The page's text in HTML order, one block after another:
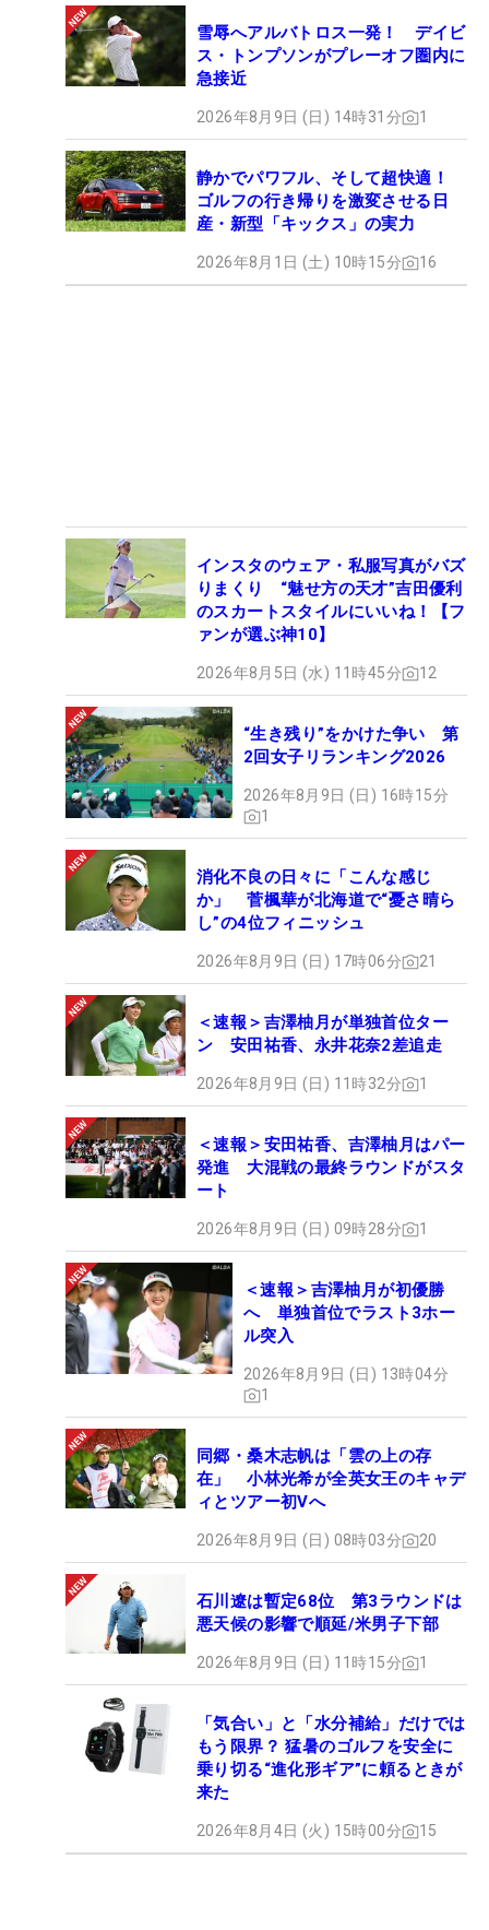
雪辱へアルバトロス一発！ デイビ
ス・トンプソンがプレーオフ圏内に
急接近
2026年8月9日 (日) 14時31分 1
静かでパワフル、そして超快適！
ゴルフの行き帰りを激変させる日
産・新型「キックス」の実力
2026年8月1日 (土) 10時15分 16
インスタのウェア・私服写真がバズ
りまくり “魅せ方の天才”吉田優利
のスカートスタイルにいいね！【フ
ァンが選ぶ神10】
2026年8月5日 (水) 11時45分 12
“生き残り”をかけた争い 第
2回女子リランキング2026
2026年8月9日 (日) 16時15分
1
消化不良の日々に「こんな感じ
か」 菅楓華が北海道で“憂さ晴ら
し”の4位フィニッシュ
2026年8月9日 (日) 17時06分 21
＜速報＞吉澤柚月が単独首位ター
ン 安田祐香、永井花奈2差追走
2026年8月9日 (日) 11時32分 1
＜速報＞安田祐香、吉澤柚月はパー
発進 大混戦の最終ラウンドがスタ
ート
2026年8月9日 (日) 09時28分 1
＜速報＞吉澤柚月が初優勝
へ 単独首位でラスト3ホー
ル突入
2026年8月9日 (日) 13時04分
1
同郷・桑木志帆は「雲の上の存
在」 小林光希が全英女王のキャデ
ィとツアー初Vへ
2026年8月9日 (日) 08時03分 20
石川遼は暫定68位 第3ラウンドは
悪天候の影響で順延/米男子下部
2026年8月9日 (日) 11時15分 1
「気合い」と「水分補給」だけでは
もう限界？ 猛暑のゴルフを安全に
乗り切る“進化形ギア”に頼るときが
来た
2026年8月4日 (火) 15時00分 15